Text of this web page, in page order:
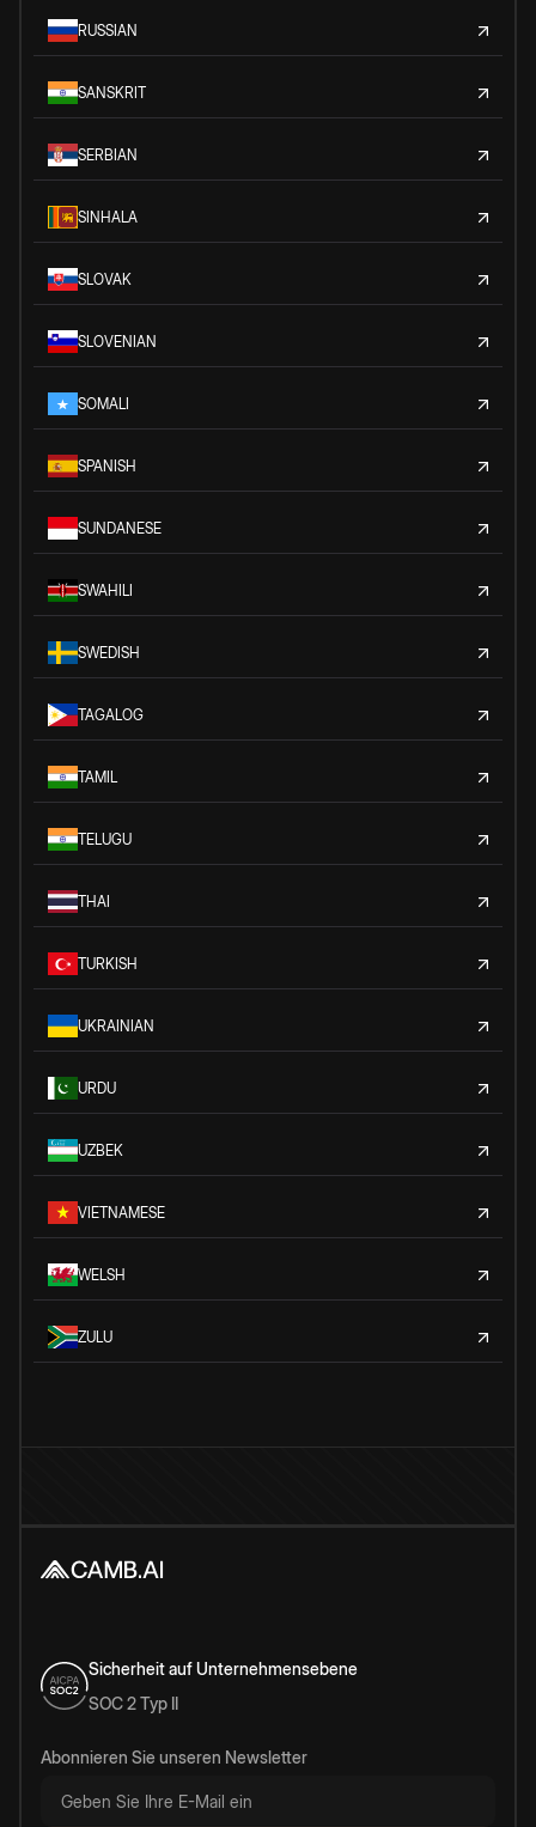
RUSSIAN
SANSKRIT
SERBIAN
SINHALA
SLOVAK
SLOVENIAN
SOMALI
SPANISH
SUNDANESE
SWAHILI
SWEDISH
TAGALOG
TAMIL
TELUGU
THAI
TURKISH
UKRAINIAN
URDU
UZBEK
VIETNAMESE
WELSH
ZULU
Sicherheit auf Unternehmensebene
SOC 2 Typ II
Abonnieren Sie unseren Newsletter